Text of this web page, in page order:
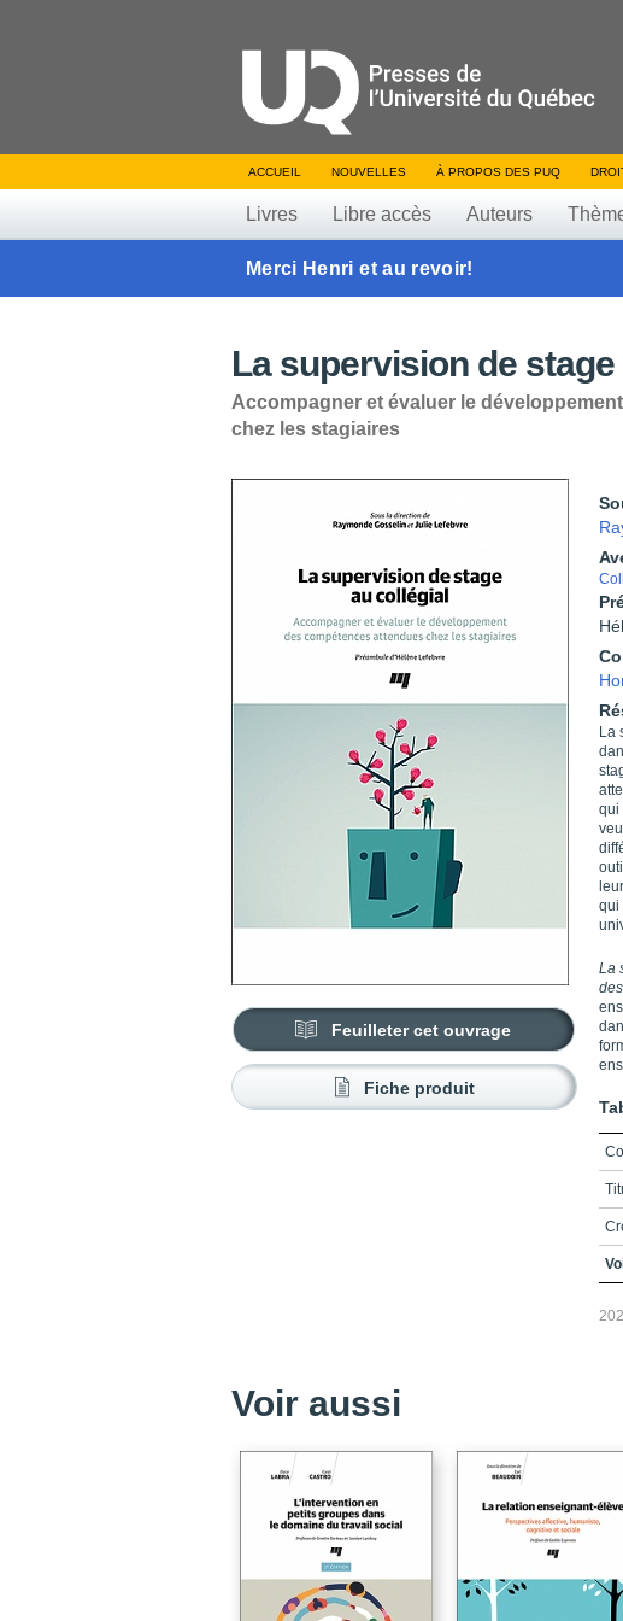
ACCUEIL NOUVELLES À PROPOS DES PUQ
Livres Libre accès Auteurs
Merci Henri et au revoir!
La supervision de
Accompagner et évaluer le
chez les stagiaires
Feuilleter cet ouvrage
Fiche produit
La
qui
qui
La
Voir aussi